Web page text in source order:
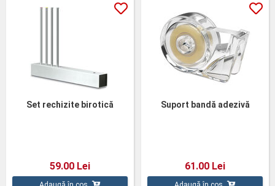
Set rechizite birotică
59.00 Lei
Suport bandă adezivă
61.00 Lei